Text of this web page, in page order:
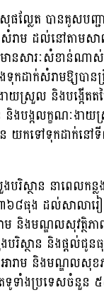
លែត បានគូសបញ្ជ
រាម ដល់នៅតាមសាល
សារៈសំខាន់ណាស់
កដាក់សំរាមឱ្យបាន
យស្រួល និងបង្កើតតម្
និងបង្កលក្ខណៈង
យកទៅទុកដាក់នៅទី
បរិស្ថាន នាពេលកន្
៨ធុង ដល់សាលារៀ
ាម និងមណ្ឌលសុវត្
បរិស្ថាន និងផ្តល់ជូ
ារាម និងមណ្ឌលសុខ
ទូទាំងប្រទេសចំនួន